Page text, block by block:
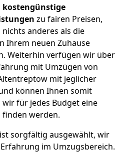
kostengünstige
zu fairen Preisen,
anderes als die
Ihrem neuen Zuhause
Weiterhin verfügen wir über
mit Umzügen von
mit jeglicher
können Ihnen somit
für jedes Budget eine
finden werden.
ist sorgfältig ausgewählt, wir
im Umzugsbereich.